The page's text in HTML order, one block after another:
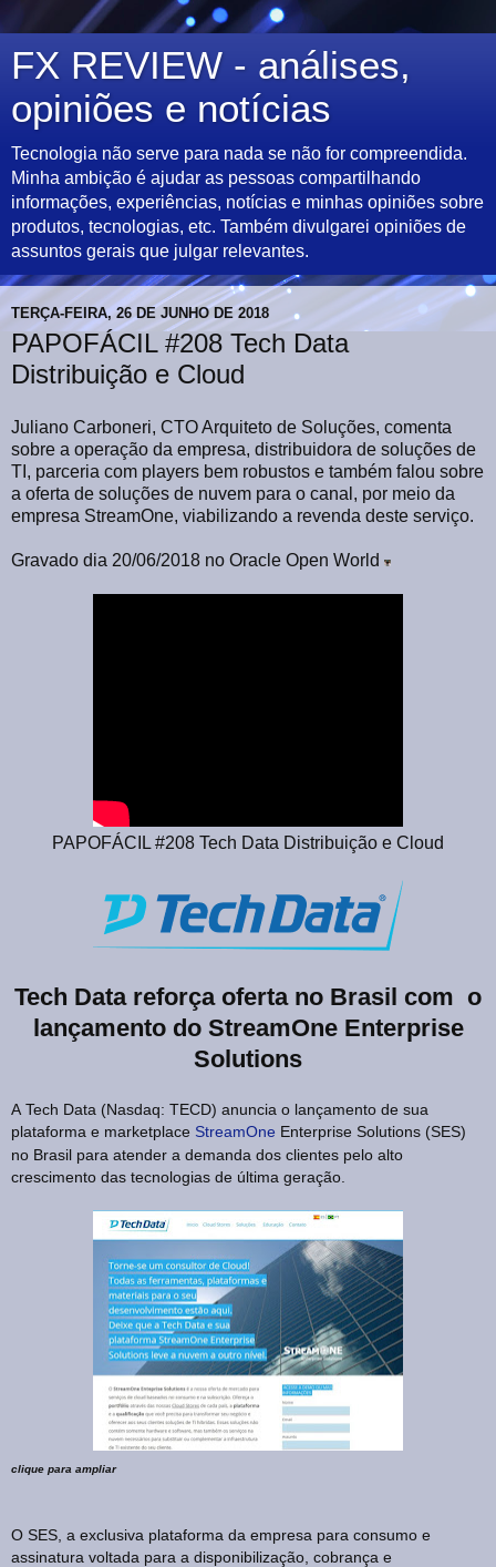
FX REVIEW - análises,
opiniões e notícias
Tecnologia não serve para nada se não for compreendida.
Minha ambição é ajudar as pessoas compartilhando
informações, experiências, notícias e minhas opiniões sobre
produtos, tecnologias, etc. Também divulgarei opiniões de
assuntos gerais que julgar relevantes.
TERÇA-FEIRA, 26 DE JUNHO DE 2018
PAPOFÁCIL #208 Tech Data
Distribuição e Cloud
Juliano Carboneri, CTO Arquiteto de Soluções, comenta
sobre a operação da empresa, distribuidora de soluções de
TI, parceria com players bem robustos e também falou sobre
a oferta de soluções de nuvem para o canal, por meio da
empresa StreamOne, viabilizando a revenda deste serviço.
Gravado dia 20/06/2018 no Oracle Open World
PAPOFÁCIL #208 Tech Data Distribuição e Cloud
Tech Data reforça oferta no Brasil com o
lançamento do StreamOne Enterprise
Solutions
A Tech Data (Nasdaq: TECD) anuncia o lançamento de sua
plataforma e marketplace StreamOne Enterprise Solutions (SES)
no Brasil para atender a demanda dos clientes pelo alto
crescimento das tecnologias de última geração.
clique para ampliar
O SES, a exclusiva plataforma da empresa para consumo e
assinatura voltada para a disponibilização, cobrança e